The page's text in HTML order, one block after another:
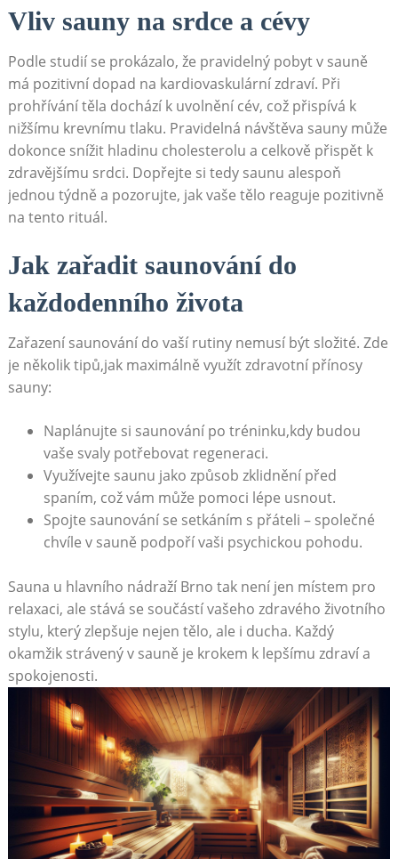
Vliv sauny na srdce a cévy
Podle studií se prokázalo, že pravidelný pobyt v sauně
má pozitivní dopad na kardiovaskulární zdraví. Při
prohřívání těla dochází k uvolnění cév, což přispívá k
nižšímu krevnímu tlaku. Pravidelná návštěva sauny může
dokonce snížit hladinu cholesterolu a celkově přispět k
zdravějšímu srdci. Dopřejte si tedy saunu alespoň
jednou týdně a pozorujte, jak vaše tělo reaguje pozitivně
na tento rituál.
Jak zařadit saunování do
každodenního života
Zařazení saunování do vaší rutiny nemusí být složité. Zde
je několik tipů,jak maximálně využít zdravotní přínosy
sauny:
Naplánujte si saunování po tréninku,kdy budou
vaše svaly potřebovat regeneraci.
Využívejte saunu jako způsob zklidnění před
spaním, což vám může pomoci lépe usnout.
Spojte saunování se setkáním s přáteli – společné
chvíle v sauně podpoří vaši psychickou pohodu.
Sauna u hlavního nádraží Brno tak není jen místem pro
relaxaci, ale stává se součástí vašeho zdravého životního
stylu, který zlepšuje nejen tělo, ale i ducha. Každý
okamžik strávený v sauně je krokem k lepšímu zdraví a
spokojenosti.